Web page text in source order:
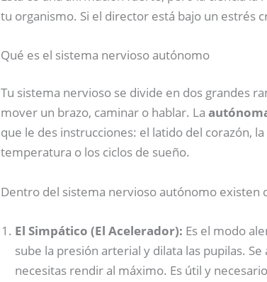
tu organismo. Si el director está bajo un estrés
Qué es el sistema nervioso autónomo
Tu sistema nervioso se divide en dos grandes
mover un brazo, caminar o hablar. La
que le des instrucciones: el latido del corazón,
temperatura o los ciclos de sueño.
Dentro del sistema nervioso autónomo existen
El Simpático (El Acelerador): Es el modo
sube la presión arterial y dilata las pupilas.
necesitas rendir al máximo. Es útil y